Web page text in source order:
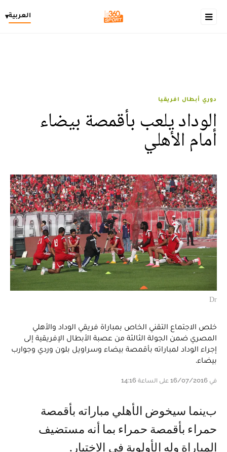
العربية▾
دوري أبطال افريقيا
الوداد يلعب بأقمصة بيضاء
أمام الأهلي
Dr
خلص الاجتماع التقني الخاص بمباراة فريقي الوداد والأهلي
المصري ضمن الجولة الثالثة من عصبة الأبطال الإفريقية إلى
إجراء الوداد لمباراته بأقمصة بيضاء وسراويل بلون وردي وجوارب
بيضاء.
في 16/07/2016 على الساعة 14:16
بينما سيخوض الأهلي مباراته بأقمصة
حمراء بأقمصة حمراء بما أنه مستضيف
المباراة وله الأولوية في الاختيار.